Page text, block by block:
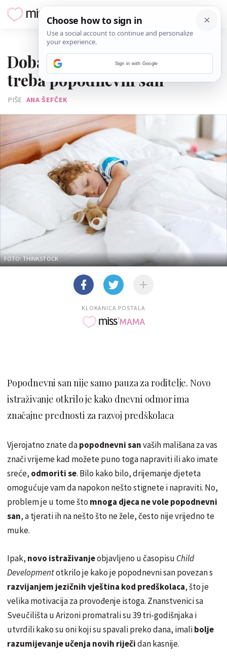
Dobar razlog zašto djetetu
treba popodnevni san
PIŠE ANA ŠEFČEK
FOTO: THINKSTOCK
KLOKANICA POSTALA
Popodnevni san nije samo pauza za roditelje. Novo
istraživanje otkrilo je kako dnevni odmor ima
značajne prednosti za razvoj predškolaca
Vjerojatno znate dapopodnevni sanvaših mališana za vas
znači vrijeme kad možete puno toga napraviti ili ako imate
sreće, odmoriti se. Bilo kako bilo, drijemanje djeteta
omogućuje vam da napokon nešto stignete i napraviti. No,
problem je u tome što mnoga djeca ne vole popodnevni
san, a tjerati ih na nešto što ne žele, često nije vrijedno te
muke.
Ipak, novo istraživanjeobjavljeno u časopisu Child
Developmentotkrilo je kako je popodnevni san povezan s
razvijanjem jezičnih vještina kod predškolaca, što je
velika motivacija za provođenje istoga. Znanstvenici sa
Sveučilišta u Arizoni promatrali su 39 tri-godišnjaka i
utvrdili kako su oni koji su spavali preko dana, imalibolje
razumijevanje učenja novih riječidan kasnije.
Sign in with Google